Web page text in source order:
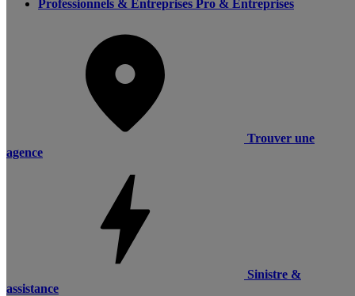
Professionnels & Entreprises Pro & Entreprises
Trouver une
agence
Sinistre &
assistance